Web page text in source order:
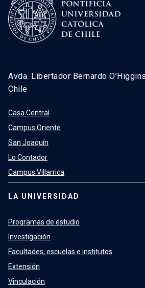
Avda. Libertador Bernardo
Chile
Casa Central
Campus Oriente
San Joaquín
Lo Contador
Campus Villarrica
LA UNIVERSIDAD
Programas de estudio
Investigación
Facultades, escuelas e institutos
Extensión
Vinculación